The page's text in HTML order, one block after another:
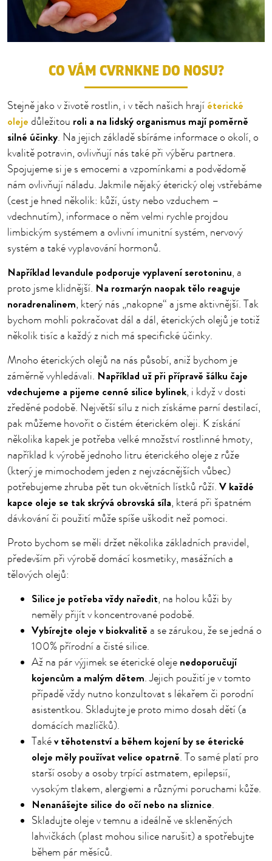
CO VÁM CVRNKNE DO NOSU?
Stejně jako v životě rostlin, i v těch našich hrají éterické
oleje důležitou roli a na lidský organismus mají poměrně
silné účinky. Na jejich základě sbíráme informace o okolí, o
kvalitě potravin, ovlivňují nás také při výběru partnera.
Spojujeme si je s emocemi a vzpomínkami a podvědomě
nám ovlivňují náladu. Jakmile nějaký éterický olej vstřebáme
(cest je hned několik: kůží, ústy nebo vzduchem –
vdechnutím), informace o něm velmi rychle projdou
limbickým systémem a ovlivní imunitní systém, nervový
systém a také vyplavování hormonů.
Například levandule podporuje vyplavení serotoninu, a
proto jsme klidnější. Na rozmarýn naopak tělo reaguje
noradrenalinem, který nás „nakopne“ a jsme aktivnější. Tak
bychom mohli pokračovat dál a dál, éterických olejů je totiž
několik tisíc a každý z nich má specifické účinky.
Mnoho éterických olejů na nás působí, aniž bychom je
záměrně vyhledávali. Například už při přípravě šálku čaje
vdechujeme a pijeme cenné silice bylinek, i když v dosti
zředěné podobě. Největší sílu z nich získáme parní destilací,
pak můžeme hovořit o čistém éterickém oleji. K získání
několika kapek je potřeba velké množství rostlinné hmoty,
například k výrobě jednoho litru éterického oleje z růže
(který je mimochodem jeden z nejvzácnějších vůbec)
potřebujeme zhruba pět tun okvětních lístků růží. V každé
kapce oleje se tak skrývá obrovská síla, která při špatném
dávkování či použití může spíše uškodit než pomoci.
Proto bychom se měli držet několika základních pravidel,
především při výrobě domácí kosmetiky, masážních a
tělových olejů:
Silice je potřeba vždy naředit, na holou kůži by
neměly přijít v koncentrované podobě.
Vybírejte oleje v biokvalitě a se zárukou, že se jedná o
100% přírodní a čisté silice.
Až na pár výjimek se éterické oleje nedoporučují
kojencům a malým dětem. Jejich použití je v tomto
případě vždy nutno konzultovat s lékařem či porodní
asistentkou. Skladujte je proto mimo dosah dětí (a
domácích mazlíčků).
Takév těhotenství a během kojení by se éterické
oleje měly používat velice opatrně. To samé platí pro
starší osoby a osoby trpící astmatem, epilepsií,
vysokým tlakem, alergiemi a různými poruchami kůže.
Nenanášejte silice do očí nebo na sliznice.
Skladujte oleje v temnu a ideálně ve skleněných
lahvičkách (plast mohou silice narušit) a spotřebujte
během pár měsíců.